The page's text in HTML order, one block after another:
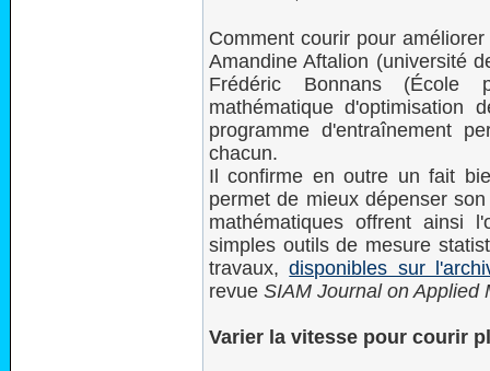
Comment courir pour
Amandine Aftalion (université
Frédéric Bonnans (École
mathématique
programme d'entraînement
chacun.
Il confirme en outre un fait
permet de mieux dépenser
mathématiques offrent ainsi
simples outils de mesure
travaux,disponibles sur
revue SIAM Journal on Applied
Varier la vitesse pour courir